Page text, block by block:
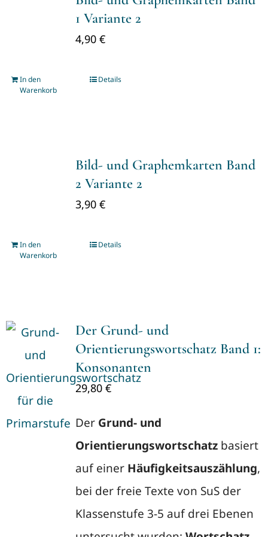
1 Variante 2
4,90 €
In den
Warenkorb
Details
Bild- und Graphemkarten Band
2 Variante 2
3,90 €
In den
Warenkorb
Details
Der Grund- und
Orientierungswortschatz Band 1:
Konsonanten
29,80 €
Der Grund- und
Orientierungswortschatzbasiert
auf einer Häufigkeitsauszählung,
bei der freie Texte von SuS der
Klassenstufe 3-5 auf drei Ebenen